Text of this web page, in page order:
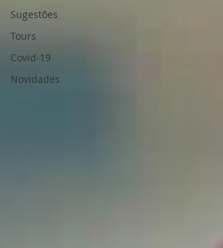
Sugestões
Tours
Covid-19
Novidades